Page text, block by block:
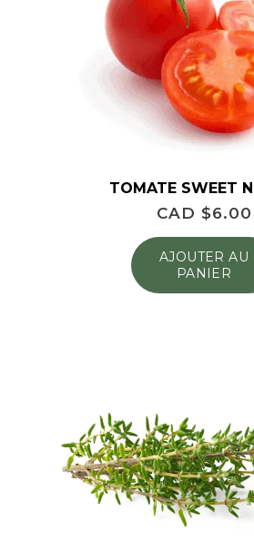
TOMATE SWEET
CAD $6.00
AJOUTER AU
PANIER